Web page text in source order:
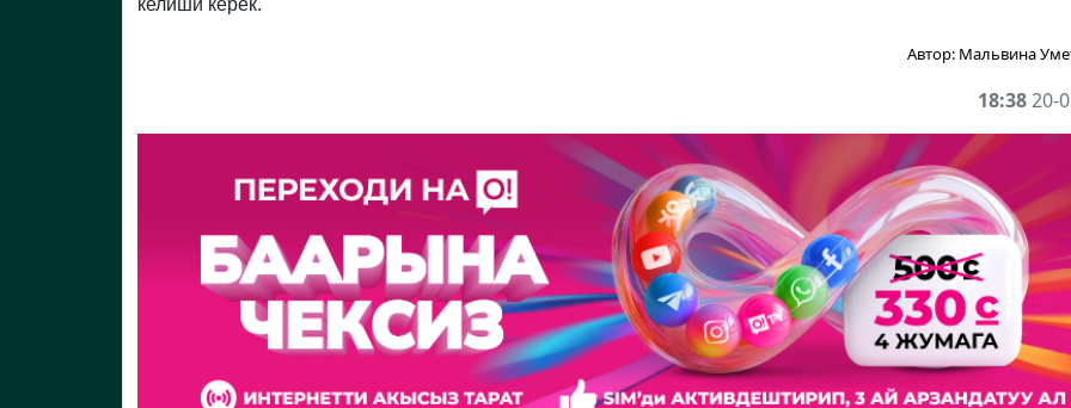
келиши керек.
Автор: Мальвина
18:3820-